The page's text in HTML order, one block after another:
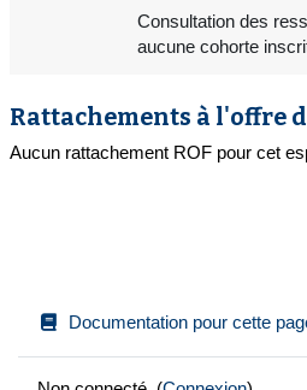
Consultation des
aucune cohorte
Rattachements à l'offre
Aucun rattachement ROF pour cet
Documentation pour cette